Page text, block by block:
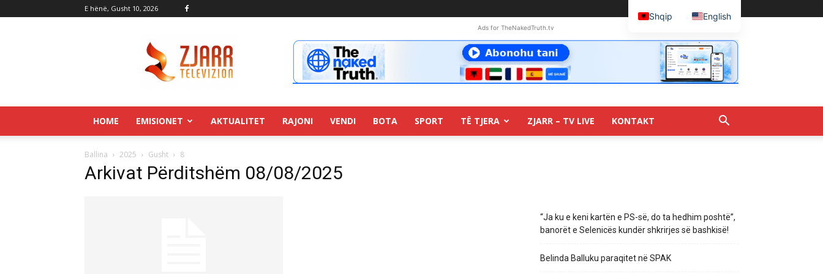
E hënë, Gusht 10, 2026
Ads for TheNakedTruth.tv
HOME EMISIONET AKTUALITET RAJONI VENDI BOTA SPORT TË TJERA ZJARR – TV LIVE KONTAKT
Ballina 2025 Gusht 8
Arkivat Përditshëm 08/08/2025
“Ja ku e keni kartën e PS-së, do ta hedhim poshtë”,
banorët e Selenicës kundër shkrirjes së bashkisë!
Belinda Balluku paraqitet në SPAK
Shqip English